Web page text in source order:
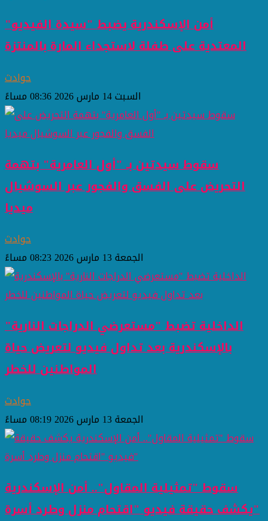
أمن الإسكندرية يضبط "سيدة الفيديو"
المعتدية على طفلة لاستجداء المارة بالمنتزة
حوادث
السبت 14 مارس 2026 08:36 مساءً
سقوط سيدتين بـ "أول العامرية" بتهمة
التحريض على الفسق والفجور عبر السوشيال
ميديا
حوادث
الجمعة 13 مارس 2026 08:23 مساءً
الداخلية تضبط "مستعرضي الدراجات النارية"
بالإسكندرية بعد تداول فيديو لتعريض حياة
المواطنين للخطر
حوادث
الجمعة 13 مارس 2026 08:19 مساءً
سقوط "تمثيلية المقاول".. أمن الإسكندرية
يكشف حقيقة فيديو "اقتحام منزل وطرد أسرة"